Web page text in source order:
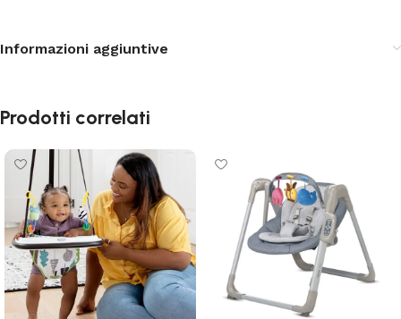
Informazioni aggiuntive
Prodotti correlati